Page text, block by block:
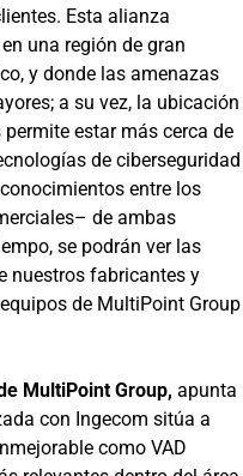
Esta alianza
una región de gran
y donde las amenazas
a su vez, la ubicación
estar más cerca de
de ciberseguridad
entre los
de ambas
se podrán ver las
nuestros fabricantes y
de MultiPoint Group
MultiPoint Group, apunta
con Ingecom sitúa a
como VAD